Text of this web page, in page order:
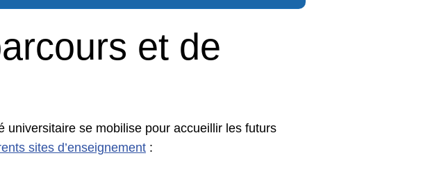
et de
se mobilise pour accueillir les futurs
sites d’enseignement :